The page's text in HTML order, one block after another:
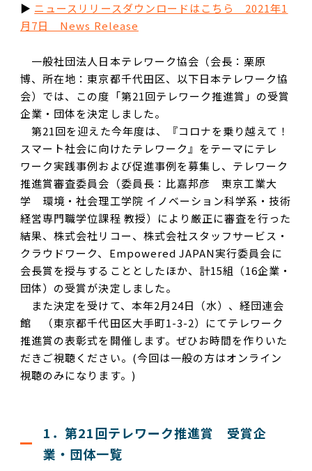
▶ ニュースリリースダウンロードはこちら 2021年1
月7日 News Release
一般社団法人日本テレワーク協会（会長：栗原
博、所在地：東京都千代田区、以下日本テレワーク協
会）では、この度「第21回テレワーク推進賞」の受賞
企業・団体を決定しました。
第21回を迎えた今年度は、『コロナを乗り越えて！
スマート社会に向けたテレワーク』をテーマにテレ
ワーク実践事例および促進事例を募集し、テレワーク
推進賞審査委員会（委員長：比嘉邦彦 東京工業大
学 環境・社会理工学院 イノベーション科学系・技術
経営専門職学位課程 教授）により厳正に審査を行った
結果、株式会社リコー、株式会社スタッフサービス・
クラウドワーク、Empowered JAPAN実行委員会に
会長賞を授与することとしたほか、計15組（16企業・
団体）の受賞が決定しました。
また決定を受けて、本年2月24日（水）、経団連会
館 （東京都千代田区大手町1-3-2）にてテレワーク
推進賞の表彰式を開催します。ぜひお時間を作りいた
だきご視聴ください。(今回は一般の方はオンライン
視聴のみになります。)
1．第21回テレワーク推進賞 受賞企
業・団体一覧